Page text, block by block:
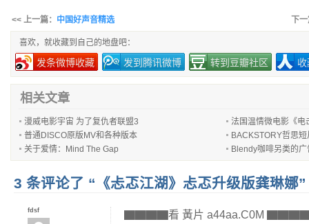
<< 上一篇： 中国好声音精选 下
喜欢，就收藏到自己的地盘吧：
发条微博收藏 发到腾讯微博 转到豆瓣社区
相关文章
漫威电影宇宙 为了复仇者联盟3
法国温情微电影《
普通DISCO原版MV和各种版本
BACKSTORY哲思
关于爱情：Mind The Gap
Blendy咖啡另类的广
3 条评论了 “《忐忑江湖》忐忑升级版龚琳娜”
fdsf
▇▇▇▇看 黃片 a44aa.C0M